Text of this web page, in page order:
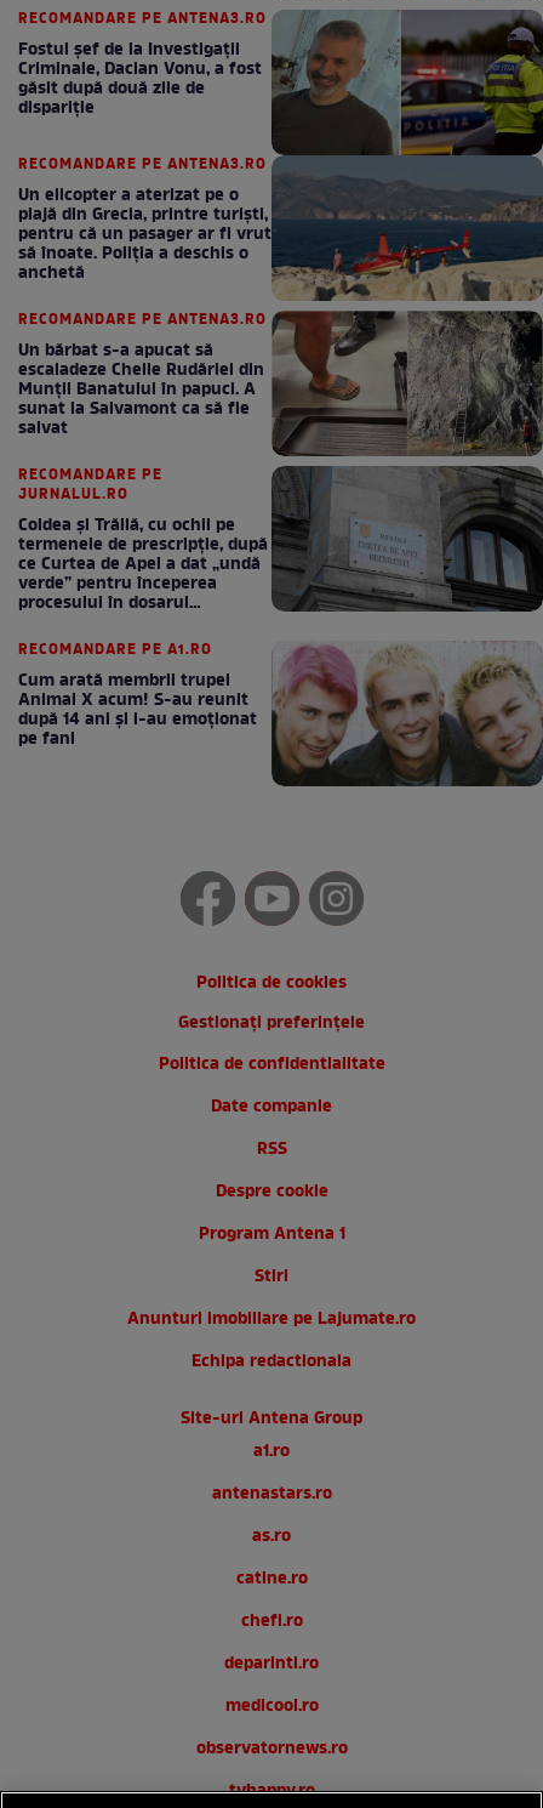
RECOMANDARE PE ANTENA3.RO
Fostul șef de la Investigații
Criminale, Dacian Vonu, a fost
găsit după două zile de
dispariţie
RECOMANDARE PE ANTENA3.RO
Un elicopter a aterizat pe o
plajă din Grecia, printre turiști,
pentru că un pasager ar fi vrut
să înoate. Poliția a deschis o
anchetă
RECOMANDARE PE ANTENA3.RO
Un bărbat s-a apucat să
escaladeze Cheile Rudăriei din
Munții Banatului în papuci. A
sunat la Salvamont ca să fie
salvat
RECOMANDARE PE
JURNALUL.RO
Coldea și Trăilă, cu ochii pe
termenele de prescripție, după
ce Curtea de Apel a dat „undă
verde” pentru începerea
procesului în dosarul
RECOMANDARE PE A1.RO
Cum arată membrii trupei
Animal X acum! S-au reunit
după 14 ani și i-au emoționat
pe fani
Politica de cookies
Gestionați preferințele
Politica de confidentialitate
Date companie
RSS
Despre cookie
Program Antena 1
Stiri
Anunturi imobiliare pe Lajumate.ro
Echipa redactionala
Site-uri Antena Group
a1.ro
antenastars.ro
as.ro
catine.ro
chefi.ro
deparinti.ro
medicool.ro
observatornews.ro
tvhappy.ro